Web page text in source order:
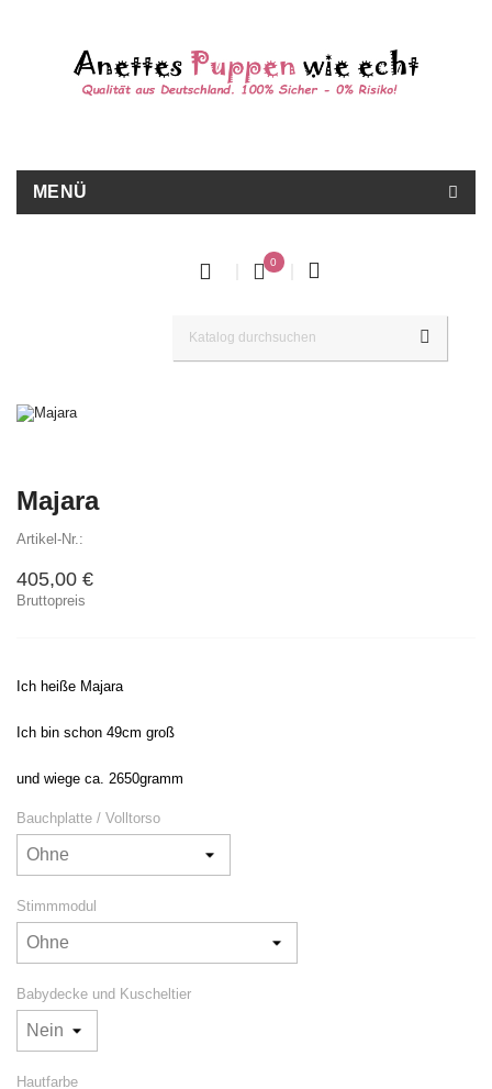
MENÜ
0
Majara
Artikel-Nr.:
405,00 €
Bruttopreis
Ich heiße Majara
Ich bin schon 49cm groß
und wiege ca. 2650gramm
Bauchplatte / Volltorso
Stimmmodul
Babydecke und Kuscheltier
Hautfarbe